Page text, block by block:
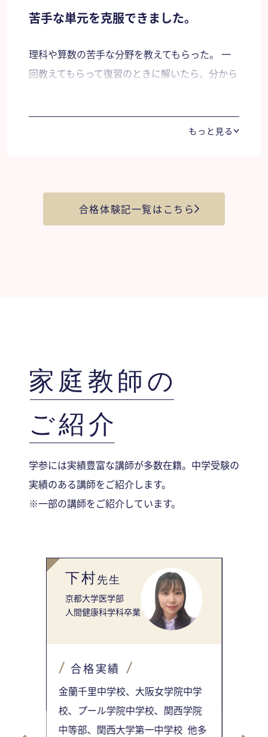
生も分かりやすく丁寧にご指導して下さいまし
て下さりました。
苦手な単元を克服できました。
理科や算数の苦手な分野を教えてもらった。 一
回教えてもらって復習のときに解いたら、分から
解説を読んでも理解できなかった問題は諦めて放
置してある状態でしたが、先生に来ていただいた
もっと見る
合格体験記一覧はこちら
家庭教師の
ご紹介
学参には実績豊富な講師が多数在籍。中学受験の
実績のある講師をご紹介します。
※一部の講師をご紹介しています。
下村先生
京都大学医学部
人間健康科学科卒業
合格実績
金蘭千里中学校、大阪女学院中学
校、プール学院中学校、関西学院
中等部、関西大学第一中学校 他多